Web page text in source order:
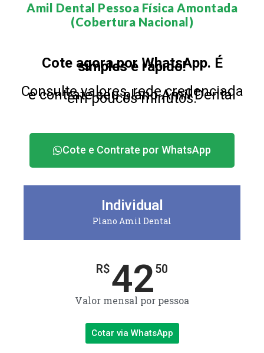
Amil Dental Pessoa Física Amontada
(Cobertura Nacional)​
Cote agora por WhatsApp. É
simples e rápido!
Consulte valores, rede credenciada
e contrate seu plano Amil Dental
em poucos minutos.
Cote e Contrate por WhatsApp
Individual
Plano Amil Dental
R$4250
Valor mensal por pessoa
Cotar via WhatsApp